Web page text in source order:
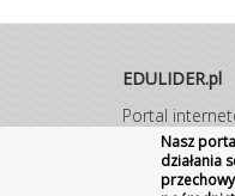
EDULIDER.pl
Portal
Wszelkie
szkoły
Nasz
działania